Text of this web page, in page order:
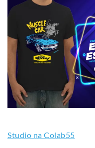
Studio na Colab55